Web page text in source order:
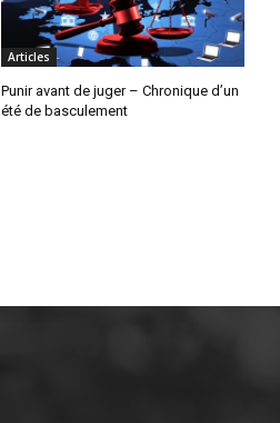
Articles
Punir avant de juger – Chronique d’un
été de basculement